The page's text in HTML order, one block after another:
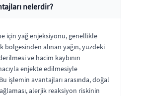
nelerdir?
için yağ enjeksiyonu, genellikle
bölgesinden alınan yağın, yüzdeki
ve hacim kaybının
enjekte edilmesiyle
işlemin avantajları arasında, doğal
alerjik reaksiyon riskinin